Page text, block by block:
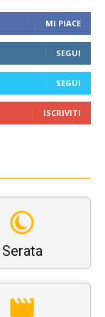
MI PIACE
SEGUI
SEGUI
ISCRIVITI
Serata